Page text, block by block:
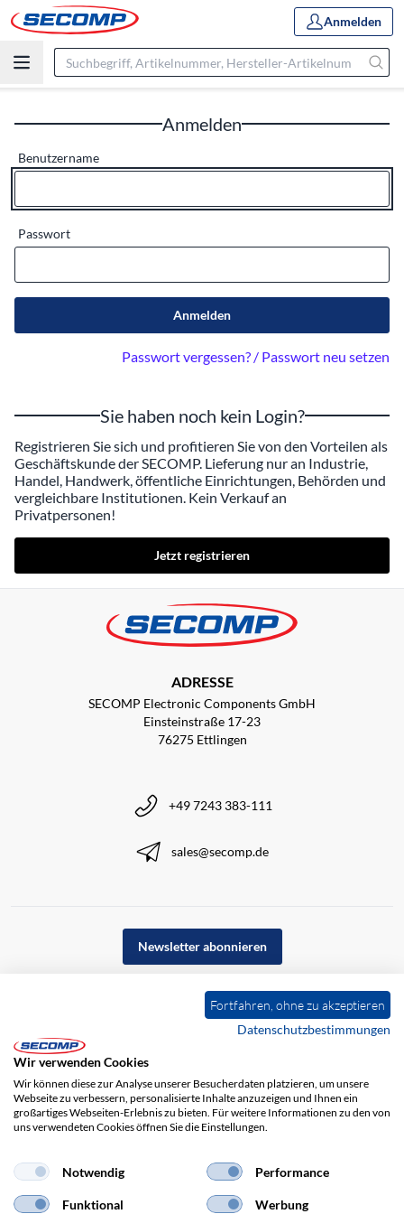
Anmelden
Anmelden
Benutzername
Passwort
Anmelden
Passwort vergessen? / Passwort neu setzen
Sie haben noch kein Login?
Registrieren Sie sich und profitieren Sie von den Vorteilen als
Geschäftskunde der SECOMP. Lieferung nur an Industrie,
Handel, Handwerk, öffentliche Einrichtungen, Behörden und
vergleichbare Institutionen. Kein Verkauf an
Privatpersonen!
Jetzt registrieren
ADRESSE
SECOMP Electronic Components GmbH
Einsteinstraße 17-23
76275 Ettlingen
+49 7243 383-111
sales@secomp.de
Newsletter abonnieren
Impressum Haftungsausschluss
Fortfahren, ohne zu akzeptieren
Datenschutzbestimmungen
Wir verwenden Cookies
Wir können diese zur Analyse unserer Besucherdaten platzieren, um unsere
Webseite zu verbessern, personalisierte Inhalte anzuzeigen und Ihnen ein
großartiges Webseiten-Erlebnis zu bieten. Für weitere Informationen zu den von
uns verwendeten Cookies öffnen Sie die Einstellungen.
Notwendig Performance
Funktional Werbung